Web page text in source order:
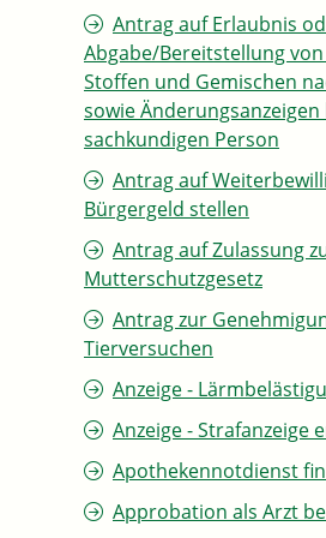
Antrag auf Erlaubnis
Abgabe/Bereitstellung
Stoffen und Gemischen
sowie
sachkundigen Person
Antrag auf
Bürgergeld stellen
Antrag auf Zulassung
Mutterschutzgesetz
Antrag zur
Tierversuchen
Anzeige -
Anzeige - Strafanzeige
Apothekennotdienst
Approbation als Arzt